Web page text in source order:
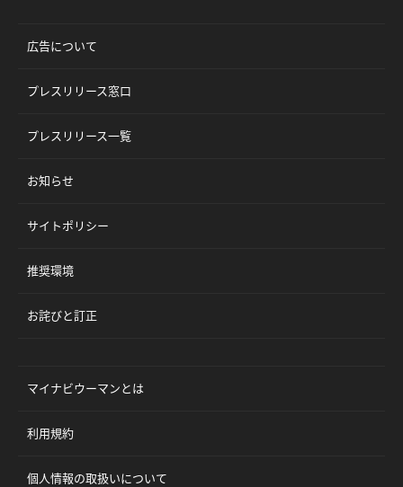
広告について
プレスリリース窓口
プレスリリース一覧
お知らせ
サイトポリシー
推奨環境
お詫びと訂正
マイナビウーマンとは
利用規約
個人情報の取扱いについて